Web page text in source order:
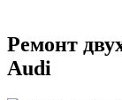
Ремонт
Audi